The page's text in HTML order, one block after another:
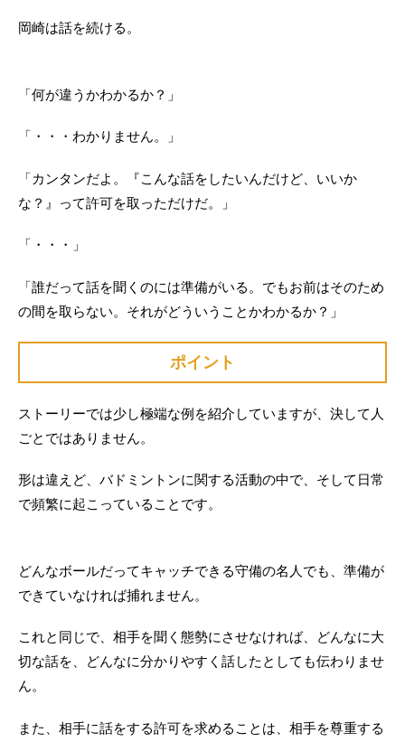
岡崎は話を続ける。
「何が違うかわかるか？」
「・・・わかりません。」
「カンタンだよ。『こんな話をしたいんだけど、いいか
な？』って許可を取っただけだ。」
「・・・」
「誰だって話を聞くのには準備がいる。でもお前はそのため
の間を取らない。それがどういうことかわかるか？」
ポイント
ストーリーでは少し極端な例を紹介していますが、決して人
ごとではありません。
形は違えど、バドミントンに関する活動の中で、そして日常
で頻繁に起こっていることです。
どんなボールだってキャッチできる守備の名人でも、準備が
できていなければ捕れません。
これと同じで、相手を聞く態勢にさせなければ、どんなに大
切な話を、どんなに分かりやすく話したとしても伝わりませ
ん。
また、相手に話をする許可を求めることは、相手を尊重する